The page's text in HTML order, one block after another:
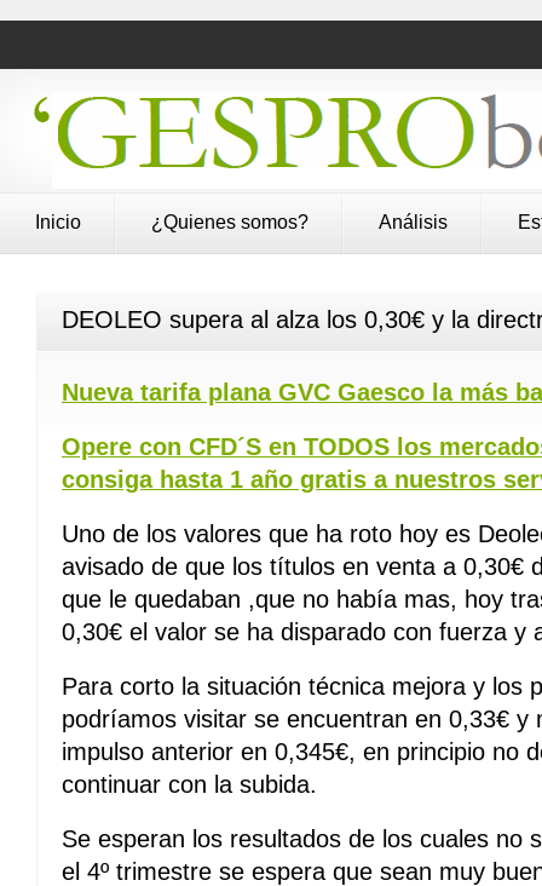
Inicio ¿Quienes somos? Análisis
DEOLEO supera al alza los 0,30€ y la
Nueva tarifa plana GVC Gaesco la más
Opere con CFD´S en TODOS los
consiga hasta 1 año gratis a nuestros
Uno de los valores que ha roto hoy es
avisado de que los títulos en venta a 0,30€
que le quedaban ,que no había mas, hoy
0,30€ el valor se ha disparado con fuerza y
Para corto la situación técnica mejora y los
podríamos visitar se encuentran en 0,33€ y
impulso anterior en 0,345€, en principio no
continuar con la subida.
Se esperan los resultados de los cuales no
el 4º trimestre se espera que sean muy